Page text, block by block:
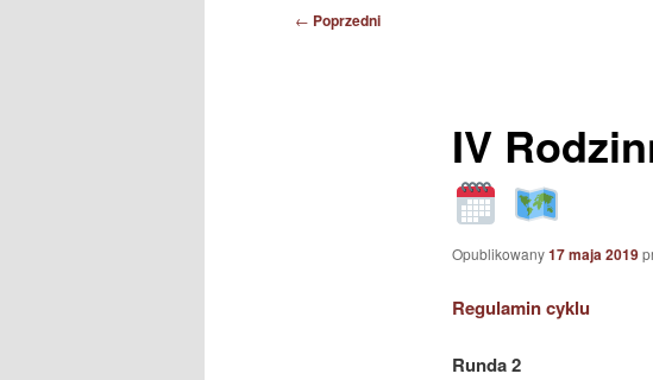
Nawigacja
← Poprzedni
IV
Opublikowany17 maja 2019
Regulamin cyklu
Runda 2